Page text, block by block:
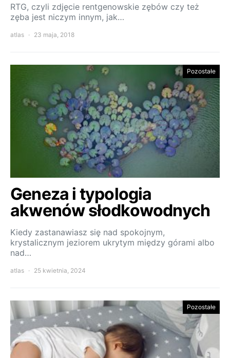
RTG, czyli zdjęcie rentgenowskie zębów czy też
zęba jest niczym innym, jak…
atlas 23 maja, 2018
Pozostałe
Geneza i typologia
akwenów słodkowodnych
Kiedy zastanawiasz się nad spokojnym,
krystalicznym jeziorem ukrytym między górami albo
nad…
atlas 25 kwietnia, 2024
Pozostałe